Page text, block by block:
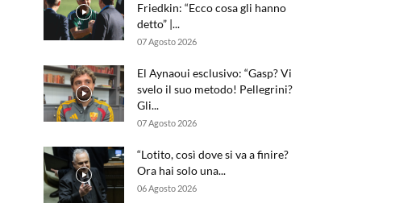
Friedkin: “Ecco cosa gli hanno
detto” |...
07 Agosto 2026
El Aynaoui esclusivo: “Gasp? Vi
svelo il suo metodo! Pellegrini?
Gli...
07 Agosto 2026
“Lotito, così dove si va a finire?
Ora hai solo una...
06 Agosto 2026